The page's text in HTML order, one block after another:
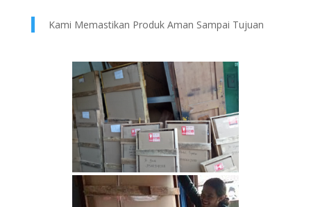
Kami Memastikan Produk Aman Sampai Tujuan